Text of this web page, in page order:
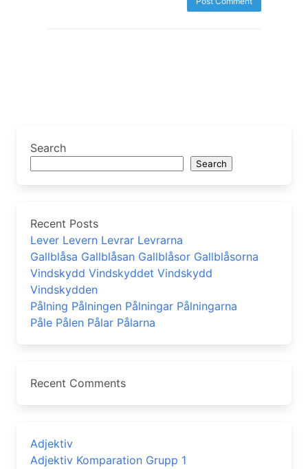
Search
Search
Recent Posts
Lever Levern Levrar Levrarna
Gallblåsa Gallblåsan Gallblåsor Gallblåsorna
Vindskydd Vindskyddet Vindskydd
Vindskydden
Pålning Pålningen Pålningar Pålningarna
Påle Pålen Pålar Pålarna
Recent Comments
Adjektiv
Adjektiv Komparation Grupp 1